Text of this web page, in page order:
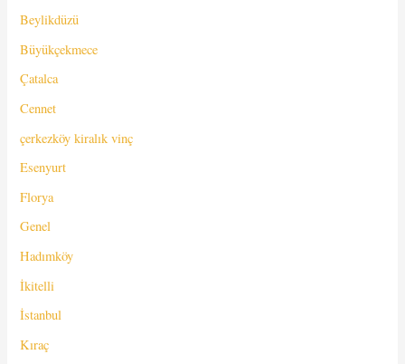
Beylikdüzü
Büyükçekmece
Çatalca
Cennet
çerkezköy kiralık vinç
Esenyurt
Florya
Genel
Hadımköy
İkitelli
İstanbul
Kıraç